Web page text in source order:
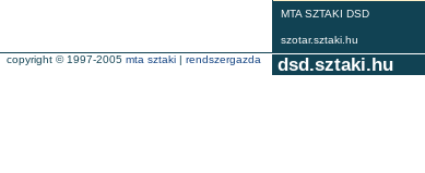
MTA SZTAKI DSD
szotar.sztaki.hu
dsd.sztaki.hu
copyright © 1997-2005 mta sztaki | rendszergazda